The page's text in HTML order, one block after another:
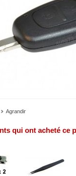
Agrandir
qui ont acheté ce